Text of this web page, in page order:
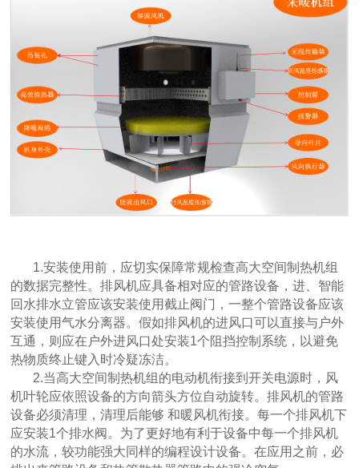
1.安装使用前，应切实保障常规检查高大空间制热机组
的数据完整性。排风机应具备相对应的管路设备，进、智能
回水排水立管应该安装使用截止阀门，一整个管路设备应该
安装使用气水分离器。假如排风机的进风口可以直接与户外
互通，则应在户外进风口处安装1个阻挡控制系统，以避免
热物质终止键入时冷疑冻洁。
2.当高大空间制热机组的电动机衔接到开关电源时，风
机叶轮应依照设备的方向箭头方位自动旋转。排风机的管路
设备必须清理，清理后能够 和暖风机衔接。每一个排风机下
应安装1个排水阀。为了更好地有利于设备中每一个排风机
的水流，较功能强大同样的编程设计设备。在应用之前，必